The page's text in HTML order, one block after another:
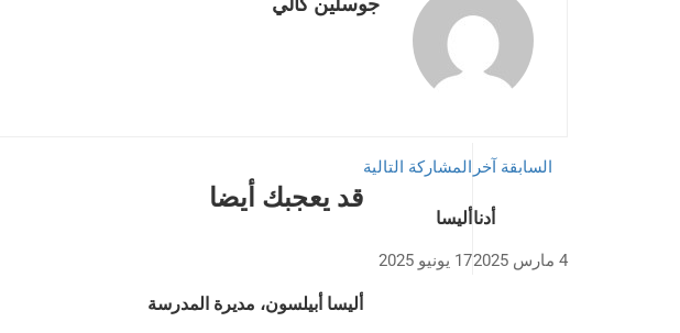
السابقة آخر
أدنا
4 مارس 2025
المشاركة التالية
أليسا
17 يونيو 2025
قد يعجبك أيضا
أليسا أبيلسون، مديرة المدرسة